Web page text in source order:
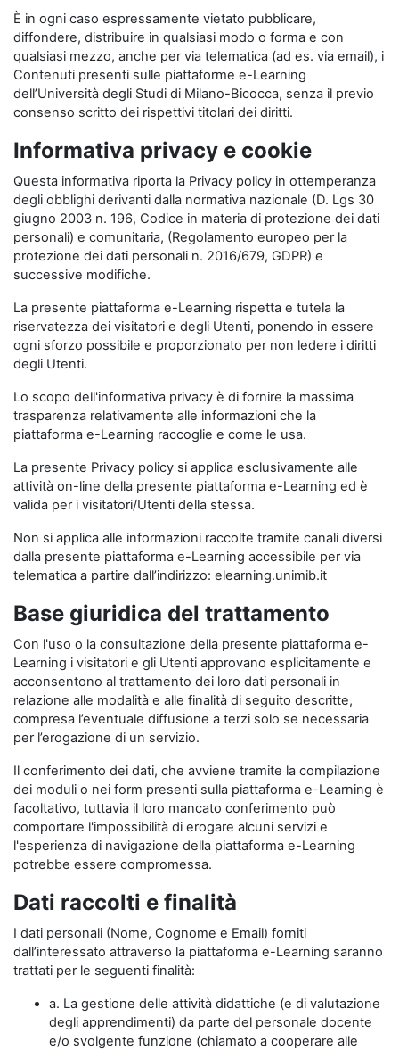
È in ogni caso espressamente vietato pubblicare,
diffondere, distribuire in qualsiasi modo o forma e con
qualsiasi mezzo, anche per via telematica (ad es. via email), i
Contenuti presenti sulle piattaforme e-Learning
dell’Università degli Studi di Milano-Bicocca, senza il previo
consenso scritto dei rispettivi titolari dei diritti.
Informativa privacy e cookie
Questa informativa riporta la Privacy policy in ottemperanza
degli obblighi derivanti dalla normativa nazionale (D. Lgs 30
giugno 2003 n. 196, Codice in materia di protezione dei dati
personali) e comunitaria, (Regolamento europeo per la
protezione dei dati personali n. 2016/679, GDPR) e
successive modifiche.
La presente piattaforma e-Learning rispetta e tutela la
riservatezza dei visitatori e degli Utenti, ponendo in essere
ogni sforzo possibile e proporzionato per non ledere i diritti
degli Utenti.
Lo scopo dell'informativa privacy è di fornire la massima
trasparenza relativamente alle informazioni che la
piattaforma e-Learning raccoglie e come le usa.
La presente Privacy policy si applica esclusivamente alle
attività on-line della presente piattaforma e-Learning ed è
valida per i visitatori/Utenti della stessa.
Non si applica alle informazioni raccolte tramite canali diversi
dalla presente piattaforma e-Learning accessibile per via
telematica a partire dall’indirizzo: elearning.unimib.it
Base giuridica del trattamento
Con l'uso o la consultazione della presente piattaforma e-
Learning i visitatori e gli Utenti approvano esplicitamente e
acconsentono al trattamento dei loro dati personali in
relazione alle modalità e alle finalità di seguito descritte,
compresa l’eventuale diffusione a terzi solo se necessaria
per l’erogazione di un servizio.
Il conferimento dei dati, che avviene tramite la compilazione
dei moduli o nei form presenti sulla piattaforma e-Learning è
facoltativo, tuttavia il loro mancato conferimento può
comportare l'impossibilità di erogare alcuni servizi e
l'esperienza di navigazione della piattaforma e-Learning
potrebbe essere compromessa.
Dati raccolti e finalità
I dati personali (Nome, Cognome e Email) forniti
dall’interessato attraverso la piattaforma e-Learning saranno
trattati per le seguenti finalità:
a. La gestione delle attività didattiche (e di valutazione
degli apprendimenti) da parte del personale docente
e/o svolgente funzione (chiamato a cooperare alle